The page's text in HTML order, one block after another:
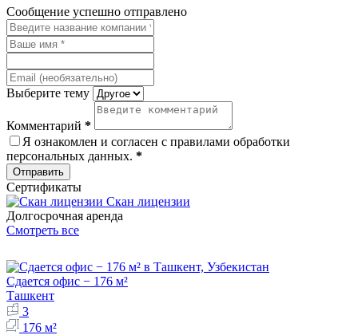
Сообщение успешно отправлено
Выберите тему
Комментарий *
Я ознакомлен и согласен с правилами обработки
персональных данных. *
Отправить
Сертификаты
Скан лицензии
Долгосрочная аренда
Смотреть все
Сдается офис − 176 м²
Ташкент
3
176 м²